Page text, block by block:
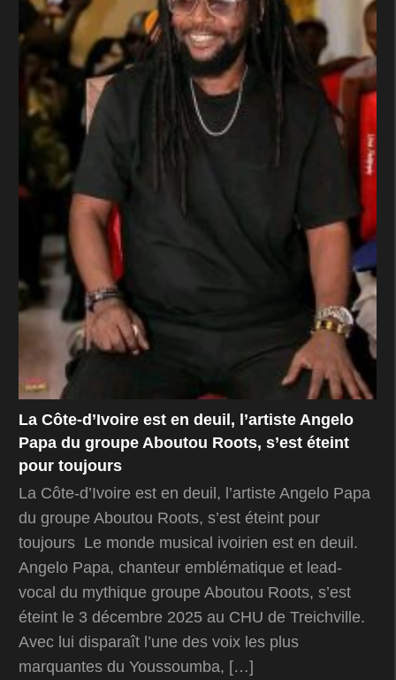
La Côte-d’Ivoire est en deuil, l’artiste Angelo
Papa du groupe Aboutou Roots, s’est éteint
pour toujours
La Côte-d’Ivoire est en deuil, l’artiste Angelo Papa
du groupe Aboutou Roots, s’est éteint pour
toujours Le monde musical ivoirien est en deuil.
Angelo Papa, chanteur emblématique et lead-
vocal du mythique groupe Aboutou Roots, s’est
éteint le 3 décembre 2025 au CHU de Treichville.
Avec lui disparaît l’une des voix les plus
marquantes du Youssoumba, […]